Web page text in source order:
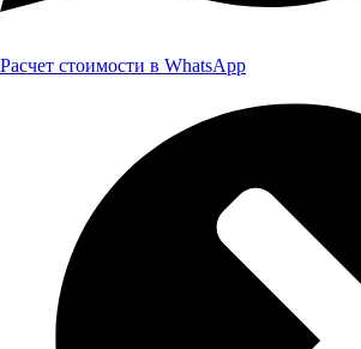
Расчет стоимости в WhatsApp